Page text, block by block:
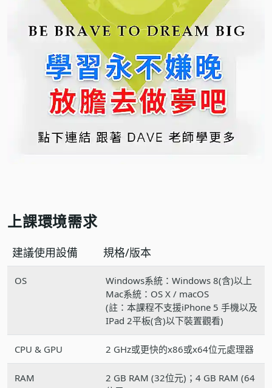
上課環境需求
建議使用設備 規格/版本
OS
Windows系統：Windows 8(含)以上
Mac系統：OS X / macOS
(註：本課程不支援iPhone 5 手機以及
IPad 2平板(含)以下裝置觀看)
CPU & GPU 2 GHz或更快的x86或x64位元處理器
RAM
2 GB RAM (32位元)；4 GB RAM (64